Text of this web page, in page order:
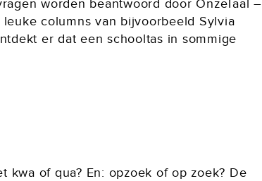
worden beantwoord door OnzeTaal –
columns van bijvoorbeeld Sylvia
er dat een schooltas in sommige
kwa of qua? En: opzoek of op zoek? De